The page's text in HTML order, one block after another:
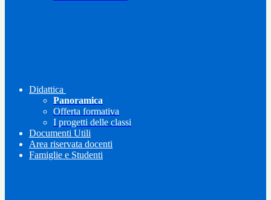
Didattica
Panoramica
Offerta formativa
I progetti delle classi
Documenti Utili
Area riservata docenti
Famiglie e Studenti